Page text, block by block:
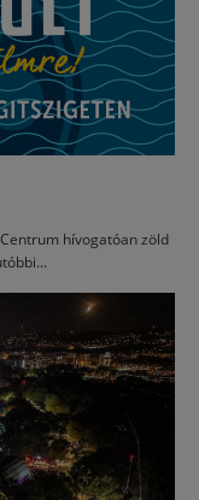
hívogatóan zöld